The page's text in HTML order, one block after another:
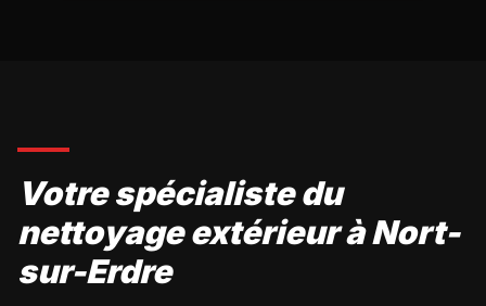
Votre spécialiste du
nettoyage extérieur à Nort-
sur-Erdre